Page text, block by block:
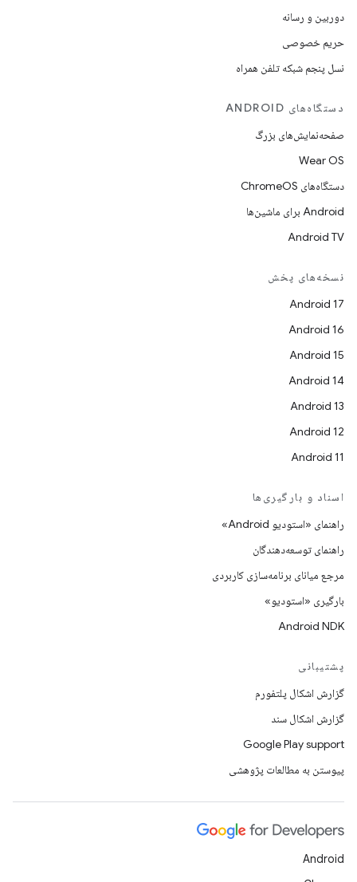
دوربین و رسانه
حریم خصوصی
نسل پنجم شبکه تلفن همراه
دستگاه‌های ANDROID
صفحه‌نمایش‌های بزرگ
Wear OS
دستگاه‌های ChromeOS
Android برای ماشین‌ها
Android TV
نسخه‌های پخش
Android 17
Android 16
Android 15
Android 14
Android 13
Android 12
Android 11
اسناد و بارگیری‌ها
راهنمای «استودیو Android»
راهنمای توسعه‌دهندگان
مرجع میانای برنامه‌سازی کاربردی
بارگیری «استودیو»
Android NDK
پشتیبانی
گزارش اشکال پلتفورم
گزارش اشکال سند
Google Play support
پیوستن به مطالعات پژوهشی
Android